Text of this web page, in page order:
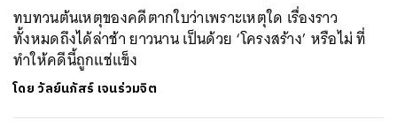
ทบทวนต้นเหตุของคดีตากใบว่าเพราะเหตุใด เรื่องราว
ทั้งหมดถึงได้ล่าช้า ยาวนาน เป็นด้วย ‘โครงสร้าง’ หรือไม่ ที่
ทำให้คดีนี้ถูกแช่แข็ง
โดยวัลย์นภัสร์ เจนร่วมจิต